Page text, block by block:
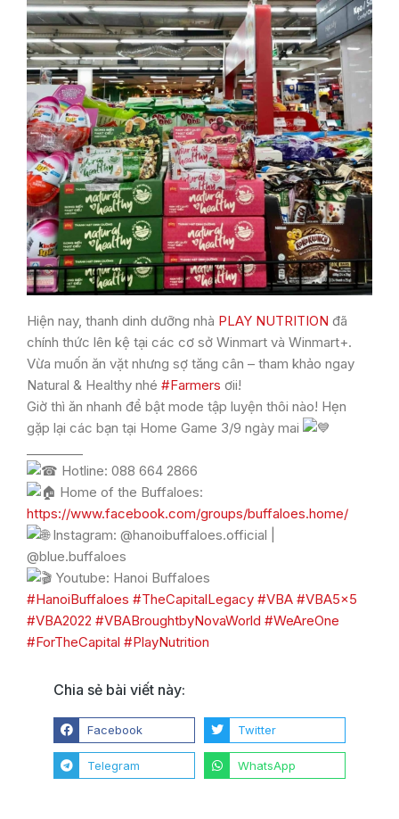
Hiện nay, thanh dinh dưỡng nhà PLAY NUTRITION đã
chính thức lên kệ tại các cơ sở Winmart và Winmart+.
Vừa muốn ăn vặt nhưng sợ tăng cân – tham khảo ngay
Natural & Healthy nhé #Farmers ơii!
Giờ thì ăn nhanh để bật mode tập luyện thôi nào! Hẹn
gặp lại các bạn tại Home Game 3/9 ngày mai
Hotline: 088 664 2866
Home of the Buffaloes:
https://www.facebook.com/groups/buffaloes.home/
Instagram: @hanoibuffaloes.official |
@blue.buffaloes
Youtube: Hanoi Buffaloes
#HanoiBuffaloes #TheCapitalLegacy #VBA #VBA5x5
#VBA2022 #VBABroughtbyNovaWorld #WeAreOne
#ForTheCapital #PlayNutrition
Chia sẻ bài viết này:
Facebook Twitter
Telegram WhatsApp